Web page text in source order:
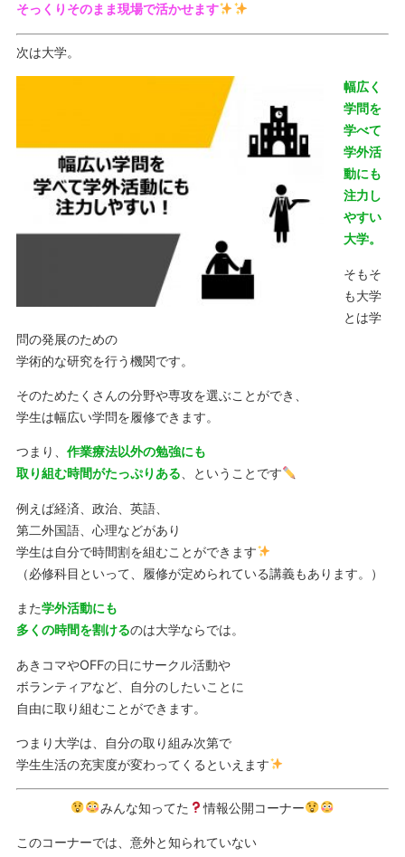
そっくりそのまま現場で活かせます
次は大学。
幅広く
学問を
学べて
学外活
動にも
注力し
やすい
大学。
そもそ
も大学
とは学
問の発展のための
学術的な研究を行う機関です。
そのためたくさんの分野や専攻を選ぶことができ、
学生は幅広い学問を履修できます。
つまり、 作業療法以外の勉強にも
取り組む時間がたっぷりある 、ということです
例えば経済、政治、英語、
第二外国語、心理などがあり
学生は自分で時間割を組むことができます
（必修科目といって、履修が定められている講義もあります。）
また学外活動にも
多くの時間を割けるのは大学ならでは。
あきコマやOFFの日にサークル活動や
ボランティアなど、自分のしたいことに
自由に取り組むことができます。
つまり大学は、自分の取り組み次第で
学生生活の充実度が変わってくるといえます
みんな知ってた 情報公開コーナー
このコーナーでは、意外と知られていない